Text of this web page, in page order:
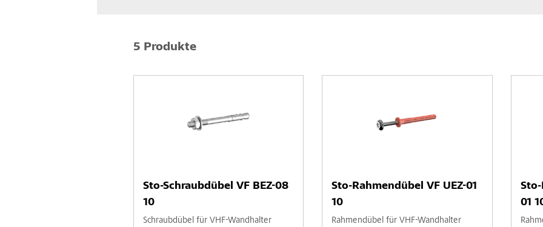
5 Produkte
Sto-Schraubdübel VF BEZ-08
10
Schraubdübel für VHF-Wandhalter
Sto-Rahmendübel VF UEZ-01
10
Rahmendübel für VHF-Wandhalter
Sto-
01